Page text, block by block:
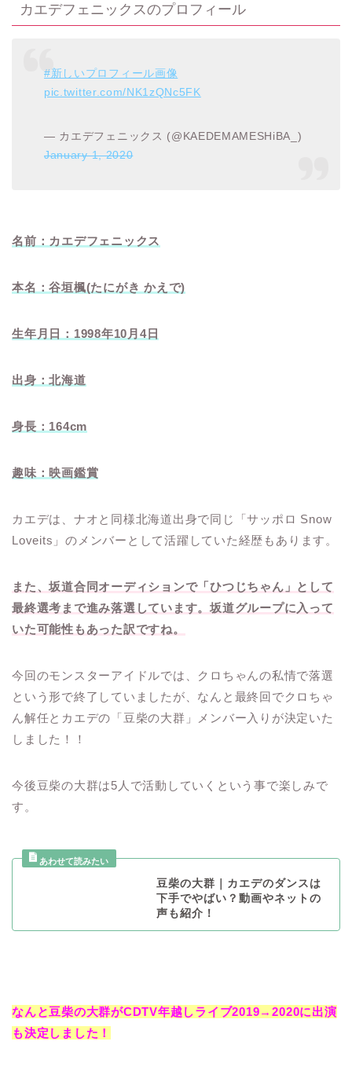
カエデフェニックスのプロフィール
#新しいプロフィール画像
pic.twitter.com/NK1zQNc5FK
— カエデフェニックス (@KAEDEMAMESHiBA_)
January 1, 2020
名前：カエデフェニックス
本名：谷垣楓(たにがき かえで)
生年月日：1998年10月4日
出身：北海道
身長：164cm
趣味：映画鑑賞
カエデは、ナオと同様北海道出身で同じ「サッポロ Snow
Loveits」のメンバーとして活躍していた経歴もあります。
また、坂道合同オーディションで「ひつじちゃん」として
最終選考まで進み落選しています。坂道グループに入って
いた可能性もあった訳ですね。
今回のモンスターアイドルでは、クロちゃんの私情で落選
という形で終了していましたが、なんと最終回でクロちゃ
ん解任とカエデの「豆柴の大群」メンバー入りが決定いた
しました！！
今後豆柴の大群は5人で活動していくという事で楽しみで
す。
豆柴の大群｜カエデのダンスは
下手でやばい？動画やネットの
声も紹介！
なんと豆柴の大群がCDTV年越しライブ2019→2020に出演
も決定しました！